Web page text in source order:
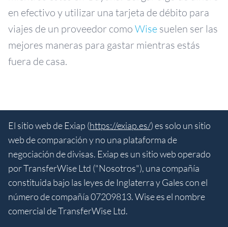
en efectivo y utilizar una tarjeta de débito para
viajes de un proveedor como Wise suelen ser las
mejores maneras para gastar mientras estás
fuera de casa.
El sitio web de Exiap (https://exiap.es/) es solo un sitio
web de comparación y no una plataforma de
negociación de divisas. Exiap es un sitio web operado
por TransferWise Ltd ("Nosotros"), una compañía
constituida bajo las leyes de Inglaterra y Gales con el
número de compañía 07209813. Wise es el nombre
comercial de TransferWise Ltd.